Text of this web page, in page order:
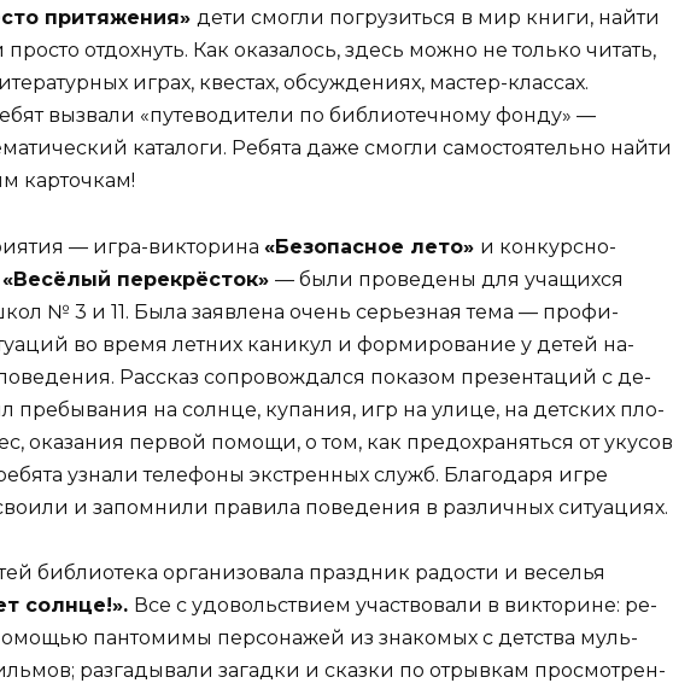
притяжения» дети смогли погрузиться в мир книги, найти
отдохнуть. Как оказалось, здесь можно не только читать,
играх, квестах, обсуждениях, мастер-классах.
вызвали «путеводители по библиотечному фонду» —
ка­талоги. Ребята даже смогли самостоятель­но найти
карточкам!
— игра-вик­торина «Безопасное лето» и конкурсно­
«Весёлый перекрёс­ток» — были проведены для учащихся
№ 3 и 11. Была заявлена очень серьезная тема — профи­
во время лет­них каникул и формирование у детей на­
Рассказ со­провождался показом презентаций с де­
пребывания на солн­це, купания, игр на улице, на детских пло­
оказания первой помощи, о том, как предохраняться от уку­сов
узнали те­лефоны экстренных служб. Благодаря игре
и запомнили пра­вила поведения в различных ситуациях.
библиотека организовала праздник радости и веселья
солнце!». Все с удо­вольствием участвовали в викторине: ре­
пантомимы персонажей из знакомых с детства муль­
разгадывали загадки и сказки по отрывкам просмотрен­